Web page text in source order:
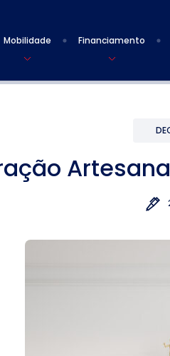
Mobilidade Financiamento